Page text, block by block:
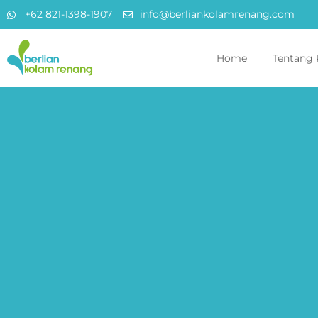
+62 821-1398-1907 info@berliankolamrenang.com
Home Tentang